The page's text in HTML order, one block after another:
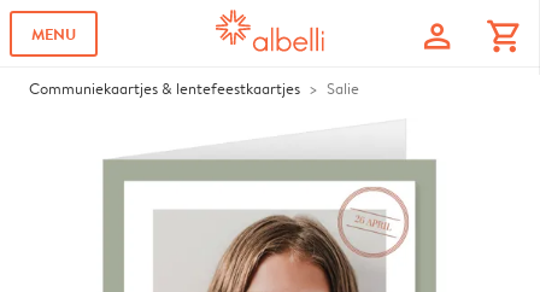
MENU profile shopping_cart
Communiekaartjes & lentefeestkaartjes Salie